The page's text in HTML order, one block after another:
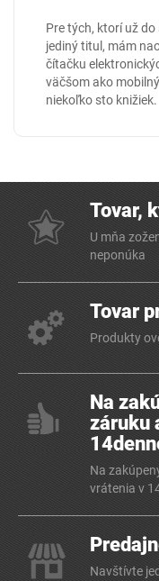
Pre tých, ktorí už
jediný titul, mám
čítačku
väčšom ako
niekoľko sto knižiek.
Tovar,
U mňa
neponúka
Tovar
Produkty
Na
záruku
Na
vrátenia v
Navštívte